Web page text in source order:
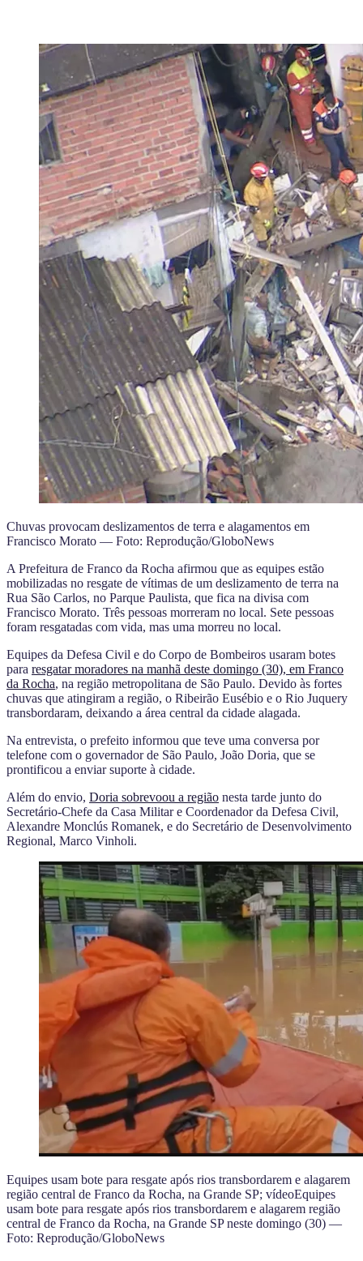
Chuvas provocam deslizamentos de terra e alagamentos em
Francisco Morato — Foto: Reprodução/GloboNews
A Prefeitura de Franco da Rocha afirmou que as equipes estão
mobilizadas no resgate de vítimas de um deslizamento de terra na
Rua São Carlos, no Parque Paulista, que fica na divisa com
Francisco Morato. Três pessoas morreram no local. Sete pessoas
foram resgatadas com vida, mas uma morreu no local.
Equipes da Defesa Civil e do Corpo de Bombeiros usaram botes
para resgatar moradores na manhã deste domingo (30), em Franco
da Rocha, na região metropolitana de São Paulo. Devido às fortes
chuvas que atingiram a região, o Ribeirão Eusébio e o Rio Juquery
transbordaram, deixando a área central da cidade alagada.
Na entrevista, o prefeito informou que teve uma conversa por
telefone com o governador de São Paulo, João Doria, que se
prontificou a enviar suporte à cidade.
Além do envio, Doria sobrevoou a região nesta tarde junto do
Secretário-Chefe da Casa Militar e Coordenador da Defesa Civil,
Alexandre Monclús Romanek, e do Secretário de Desenvolvimento
Regional, Marco Vinholi.
Equipes usam bote para resgate após rios transbordarem e alagarem
região central de Franco da Rocha, na Grande SP; vídeoEquipes
usam bote para resgate após rios transbordarem e alagarem região
central de Franco da Rocha, na Grande SP neste domingo (30) —
Foto: Reprodução/GloboNews